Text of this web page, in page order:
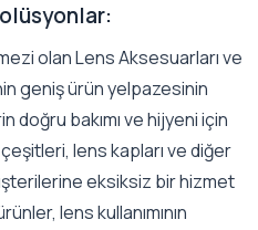
olan Lens Aksesuarları ve
geniş ürün yelpazesinin
doğru bakımı ve hijyeni için
lens kapları ve diğer
eksiksiz bir hizmet
lens kullanımının